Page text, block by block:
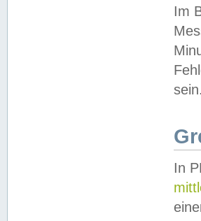
Im
sein.
In